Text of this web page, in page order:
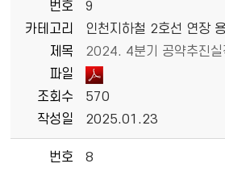
번호
9
카테고리
인천지하철 2호선 연장
제목
2024. 4분기 공약추진실
파일
조회수
570
작성일
2025.01.23
번호
8